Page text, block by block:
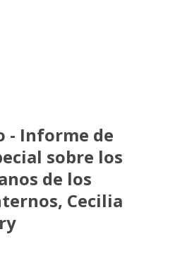
- Informe de
sobre los
de los
Cecilia